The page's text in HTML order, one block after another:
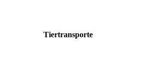
Tiertransporte